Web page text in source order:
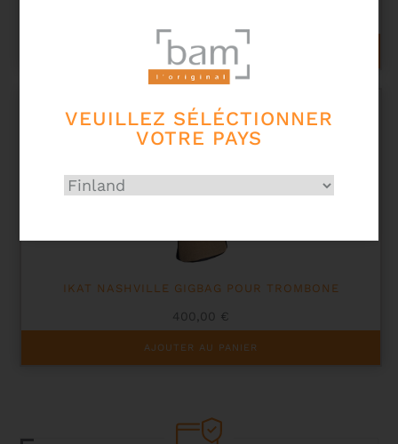
VEUILLEZ SÉLÉCTIONNER
VOTRE PAYS
AJOUTER AU PANIER
IKAT NASHVILLE GIGBAG POUR TROMBONE
400,00 €
AJOUTER AU PANIER